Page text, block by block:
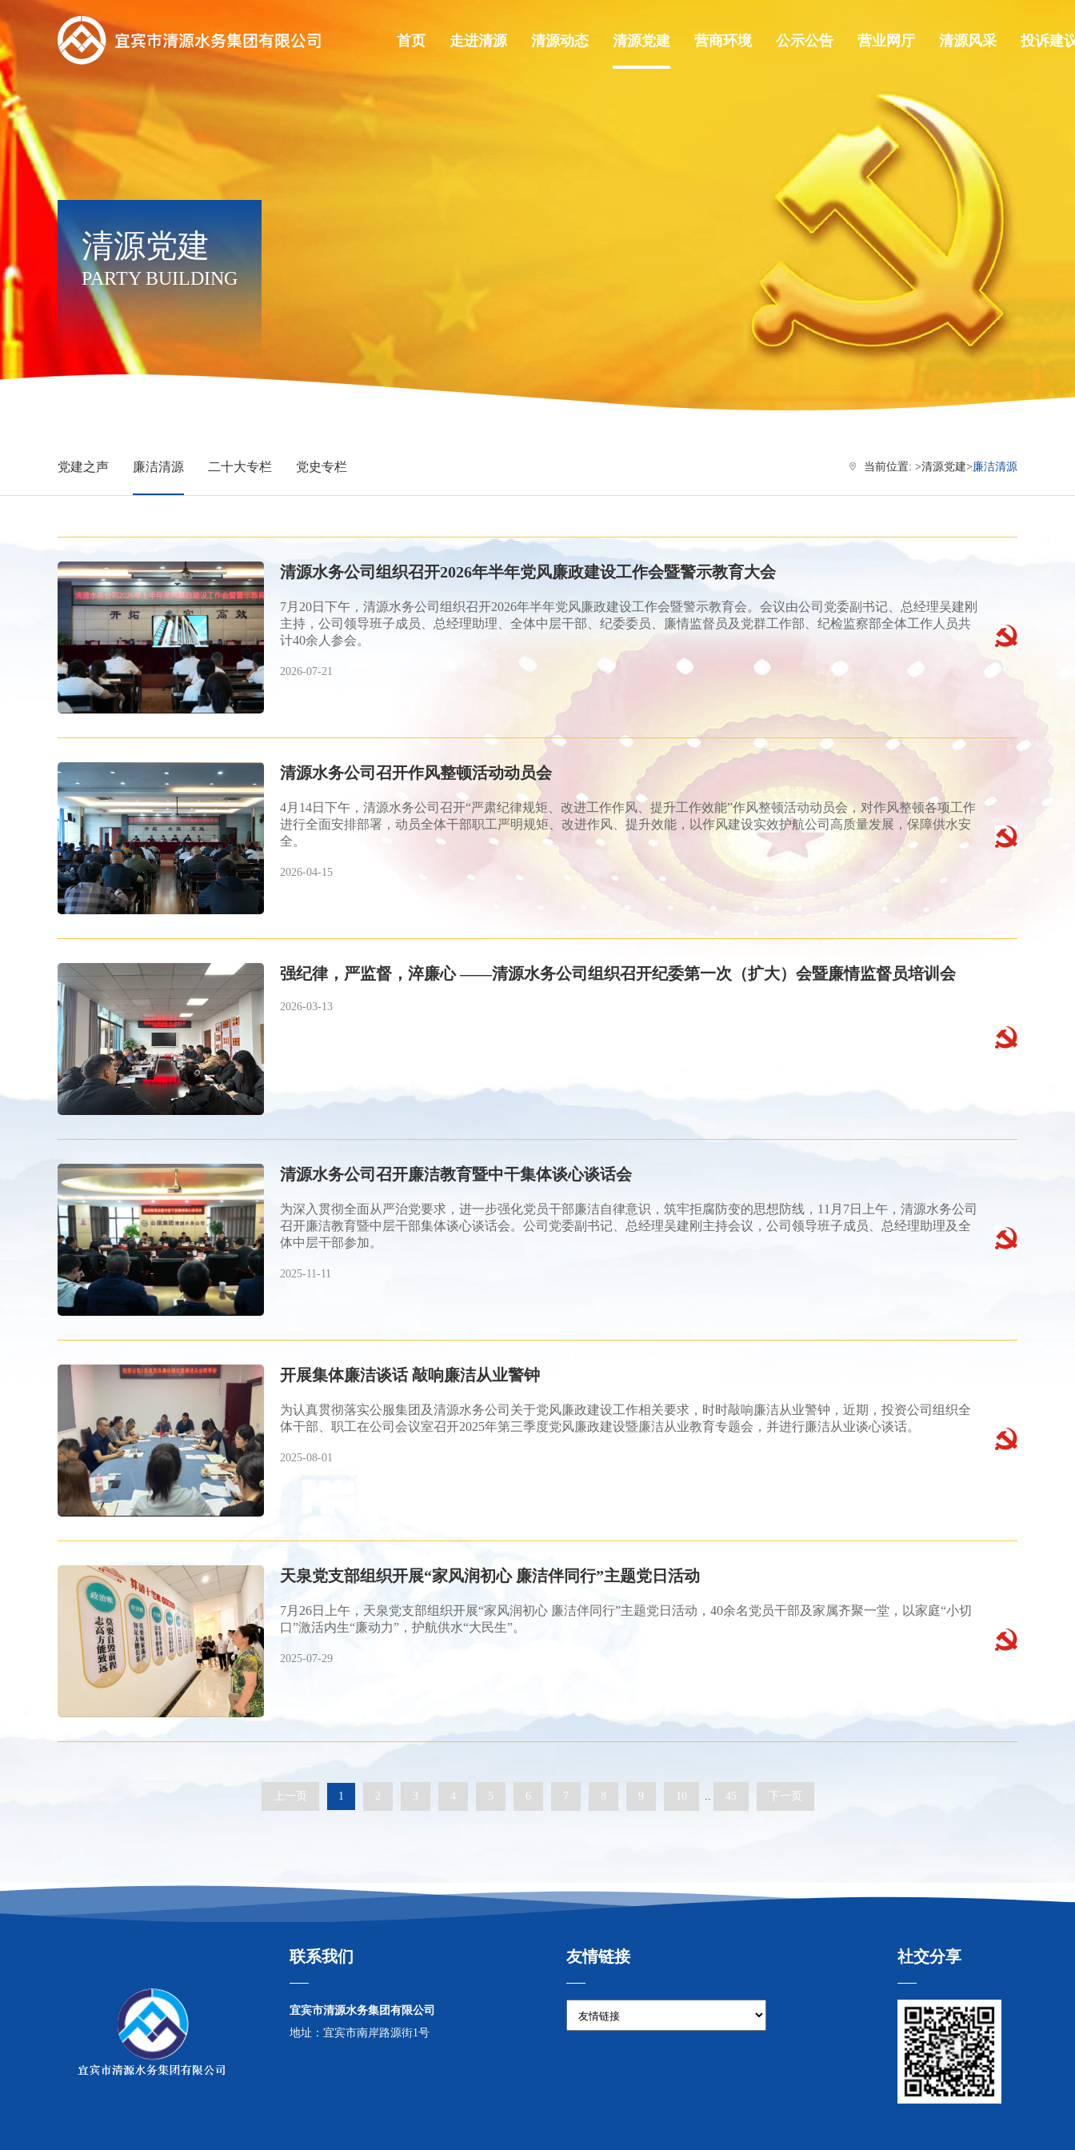
首页 走进清源 清源动态 清源党建 营商环境 公示公告 营业网厅 清源风采 投诉建
清源党建
PARTY BUILDING
党建之声 廉洁清源 二十大专栏 党史专栏 当前位置: >清源党建>廉洁清源
清源水务公司组织召开2026年半年党风廉政建设工作会暨警示教育大会
7月20日下午，清源水务公司组织召开2026年半年党风廉政建设工作会暨警示教育会。会议由公司党委副书记、总经理吴建刚
主持，公司领导班子成员、总经理助理、全体中层干部、纪委委员、廉情监督员及党群工作部、纪检监察部全体工作人员共
计40余人参会。
2026-07-21
清源水务公司召开作风整顿活动动员会
4月14日下午，清源水务公司召开“严肃纪律规矩、改进工作作风、提升工作效能”作风整顿活动动员会，对作风整顿各项工作
进行全面安排部署，动员全体干部职工严明规矩、改进作风、提升效能，以作风建设实效护航公司高质量发展，保障供水安
全。
2026-04-15
强纪律，严监督，淬廉心 ——清源水务公司组织召开纪委第一次（扩大）会暨廉情监督员培训会
2026-03-13
清源水务公司召开廉洁教育暨中干集体谈心谈话会
为深入贯彻全面从严治党要求，进一步强化党员干部廉洁自律意识，筑牢拒腐防变的思想防线，11月7日上午，清源水务公司
召开廉洁教育暨中层干部集体谈心谈话会。公司党委副书记、总经理吴建刚主持会议，公司领导班子成员、总经理助理及全
体中层干部参加。
2025-11-11
开展集体廉洁谈话 敲响廉洁从业警钟
为认真贯彻落实公服集团及清源水务公司关于党风廉政建设工作相关要求，时时敲响廉洁从业警钟，近期，投资公司组织全
体干部、职工在公司会议室召开2025年第三季度党风廉政建设暨廉洁从业教育专题会，并进行廉洁从业谈心谈话。
2025-08-01
天泉党支部组织开展“家风润初心 廉洁伴同行”主题党日活动
7月26日上午，天泉党支部组织开展“家风润初心 廉洁伴同行”主题党日活动，40余名党员干部及家属齐聚一堂，以家庭“小切
口”激活内生“廉动力”，护航供水“大民生”。
2025-07-29
上一页 1 2 3 4 5 6 7 8 9 10 .. 45 下一页
联系我们
宜宾市清源水务集团有限公司
地址：宜宾市南岸路源街1号
友情链接 社交分享